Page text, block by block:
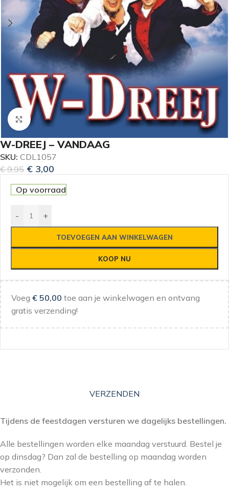
Klik om te vergroten
W-DREEJ – VANDAAG
SKU: CDL1057
€9,95 € 3,00
Op voorraad
- +
TOEVOEGEN AAN WINKELWAGEN
KOOP NU
Voeg € 50,00 toe aan je winkelwagen en ontvang
gratis verzending!
VERZENDEN
Tijdens de feestdagen versturen we dagelijks bestellingen.
Alle bestellingen worden elke maandag verstuurd. Bestel je
op dinsdag? Dan zal de bestelling op maandag worden
verzonden.
Het is niet mogelijk om een bestelling af te halen.